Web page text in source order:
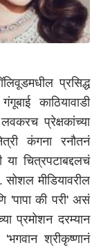
प्रसिद्ध
काठियावाडी
प्रेक्षकांच्या
कंगना रनौतनं
चित्रपटाबद्दलचं
मीडियावरील
'पापा की परी' असं
प्रमोशन दरम्यान
श्रीकृष्णानं